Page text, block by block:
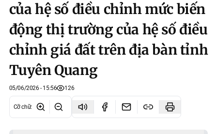
của hệ số điều chỉnh mức biến
động thị trường của hệ số điều
chỉnh giá đất trên địa bàn tỉnh
Tuyên Quang
05/06/2026 - 15:56 126
Cỡ chữ: